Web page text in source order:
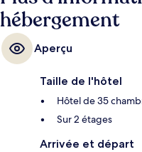
hébergement
Aperçu
Taille de l'hôtel
Hôtel de 35
Sur 2 étages
Arrivée et départ